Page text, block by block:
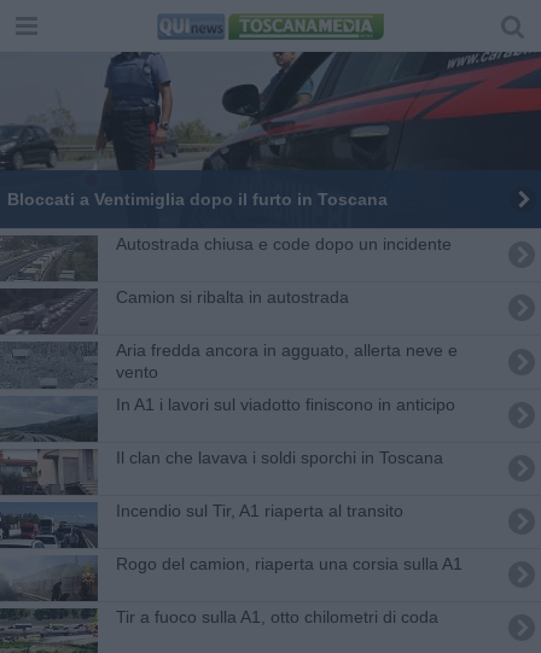
Bloccati a Ventimiglia dopo il furto in Toscana
Autostrada chiusa e code dopo un incidente
Camion si ribalta in autostrada
Aria fredda ancora in agguato, allerta neve e
vento
In A1 i lavori sul viadotto finiscono in anticipo
Il clan che lavava i soldi sporchi in Toscana
Incendio sul Tir, A1 riaperta al transito
Rogo del camion, riaperta una corsia sulla A1
Tir a fuoco sulla A1, otto chilometri di coda